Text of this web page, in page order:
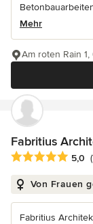
Mehr
Am roten Rain
Fabritius
5,0
Von Frauen
Fabritius